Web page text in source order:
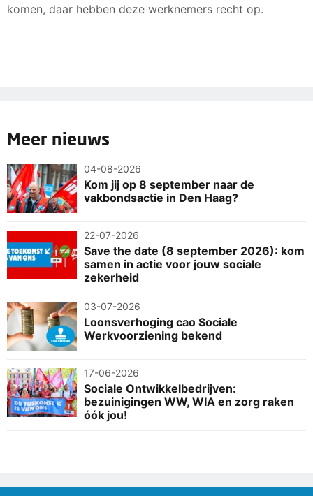
komen, daar hebben deze werknemers recht op.
Meer nieuws
04-08-2026
Kom jij op 8 september naar de
vakbondsactie in Den Haag?
22-07-2026
Save the date (8 september 2026): kom
samen in actie voor jouw sociale
zekerheid
03-07-2026
Loonsverhoging cao Sociale
Werkvoorziening bekend
17-06-2026
Sociale Ontwikkelbedrijven:
bezuinigingen WW, WIA en zorg raken
óók jou!